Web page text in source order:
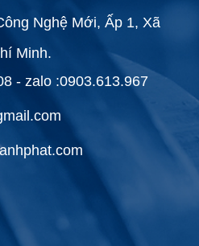
Nghệ Mới, Ấp 1, Xã
Minh.
- zalo :0903.613.967